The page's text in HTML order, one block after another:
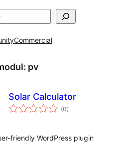
Commercial
pv
Solar Calculator
(0total
aprecieri
)
friendly WordPress plugin